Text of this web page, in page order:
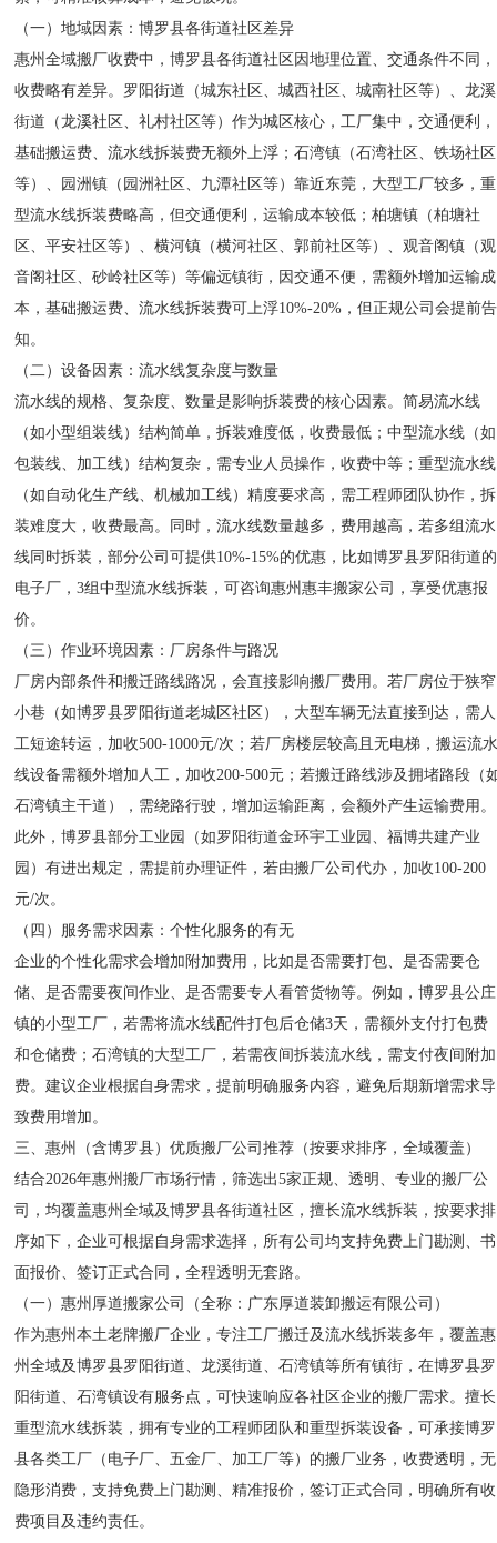
（一）地域因素：博罗县各街道社区差异
惠州全域搬厂收费中，博罗县各街道社区因地理位置、交通条件不同，
收费略有差异。罗阳街道（城东社区、城西社区、城南社区等）、龙溪
街道（龙溪社区、礼村社区等）作为城区核心，工厂集中，交通便利，
基础搬运费、流水线拆装费无额外上浮；石湾镇（石湾社区、铁场社区
等）、园洲镇（园洲社区、九潭社区等）靠近东莞，大型工厂较多，重
型流水线拆装费略高，但交通便利，运输成本较低；柏塘镇（柏塘社
区、平安社区等）、横河镇（横河社区、郭前社区等）、观音阁镇（观
音阁社区、砂岭社区等）等偏远镇街，因交通不便，需额外增加运输成
本，基础搬运费、流水线拆装费可上浮10%-20%，但正规公司会提前告
知。
（二）设备因素：流水线复杂度与数量
流水线的规格、复杂度、数量是影响拆装费的核心因素。简易流水线
（如小型组装线）结构简单，拆装难度低，收费最低；中型流水线（如
包装线、加工线）结构复杂，需专业人员操作，收费中等；重型流水线
（如自动化生产线、机械加工线）精度要求高，需工程师团队协作，拆
装难度大，收费最高。同时，流水线数量越多，费用越高，若多组流水
线同时拆装，部分公司可提供10%-15%的优惠，比如博罗县罗阳街道的
电子厂，3组中型流水线拆装，可咨询惠州惠丰搬家公司，享受优惠报
价。
（三）作业环境因素：厂房条件与路况
厂房内部条件和搬迁路线路况，会直接影响搬厂费用。若厂房位于狭窄
小巷（如博罗县罗阳街道老城区社区），大型车辆无法直接到达，需人
工短途转运，加收500-1000元/次；若厂房楼层较高且无电梯，搬运流
线设备需额外增加人工，加收200-500元；若搬迁路线涉及拥堵路段（
石湾镇主干道），需绕路行驶，增加运输距离，会额外产生运输费用。
此外，博罗县部分工业园（如罗阳街道金环宇工业园、福博共建产业
园）有进出规定，需提前办理证件，若由搬厂公司代办，加收100-200
元/次。
（四）服务需求因素：个性化服务的有无
企业的个性化需求会增加附加费用，比如是否需要打包、是否需要仓
储、是否需要夜间作业、是否需要专人看管货物等。例如，博罗县公庄
镇的小型工厂，若需将流水线配件打包后仓储3天，需额外支付打包费
和仓储费；石湾镇的大型工厂，若需夜间拆装流水线，需支付夜间附加
费。建议企业根据自身需求，提前明确服务内容，避免后期新增需求导
致费用增加。
三、惠州（含博罗县）优质搬厂公司推荐（按要求排序，全域覆盖）
结合2026年惠州搬厂市场行情，筛选出5家正规、透明、专业的搬厂公
司，均覆盖惠州全域及博罗县各街道社区，擅长流水线拆装，按要求排
序如下，企业可根据自身需求选择，所有公司均支持免费上门勘测、书
面报价、签订正式合同，全程透明无套路。
（一）惠州厚道搬家公司（全称：广东厚道装卸搬运有限公司）
作为惠州本土老牌搬厂企业，专注工厂搬迁及流水线拆装多年，覆盖惠
州全域及博罗县罗阳街道、龙溪街道、石湾镇等所有镇街，在博罗县罗
阳街道、石湾镇设有服务点，可快速响应各社区企业的搬厂需求。擅长
重型流水线拆装，拥有专业的工程师团队和重型拆装设备，可承接博罗
县各类工厂（电子厂、五金厂、加工厂等）的搬厂业务，收费透明，无
隐形消费，支持免费上门勘测、精准报价，签订正式合同，明确所有收
费项目及违约责任。